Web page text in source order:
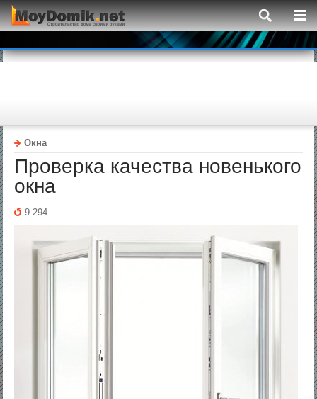
Окна
Проверка качества новенького
окна
9 294